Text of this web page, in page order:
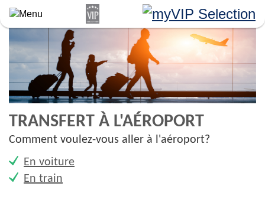
Aller
au
principal
TRANSFERT À L'AÉROPORT
Comment voulez-vous aller à l'aéroport?
En voiture
En train